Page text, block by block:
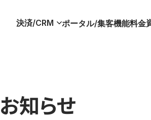
決済/CRM ポータル/集客機能料金
お知らせ